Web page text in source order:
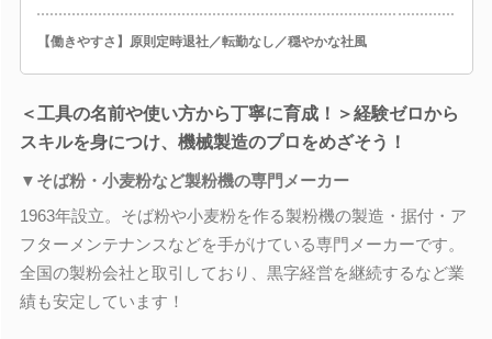
【働きやすさ】原則定時退社／転勤なし／穏やかな社風
＜工具の名前や使い方から丁寧に育成！＞経験ゼロから
スキルを身につけ、機械製造のプロをめざそう！
▼そば粉・小麦粉など製粉機の専門メーカー
1963年設立。そば粉や小麦粉を作る製粉機の製造・据付・ア
フターメンテナンスなどを手がけている専門メーカーです。
全国の製粉会社と取引しており、黒字経営を継続するなど業
績も安定しています！